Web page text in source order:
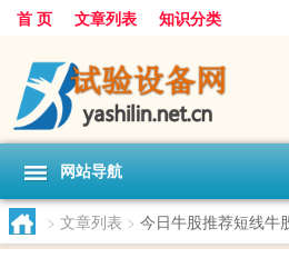
首 页 文章列表 知识分类
网站导航
> 文章列表 > 今日牛股推荐短线牛